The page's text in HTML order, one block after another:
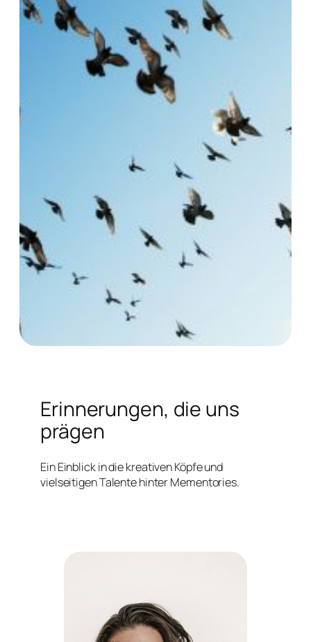
Erinnerungen, die uns
prägen
Ein Einblick in die kreativen Köpfe und
vielseitigen Talente hinter Mementories.